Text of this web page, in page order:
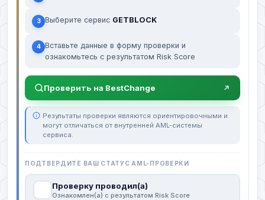
3 Выберите сервис GETBLOCK
4 Вставьте данные в форму проверки и
ознакомьтесь с результатом Risk Score
Проверить на BestChange
Результаты проверки являются ориентировочными и
могут отличаться от внутренней AML-системы
сервиса.
ПОДТВЕРДИТЕ ВАШ СТАТУС AML-ПРОВЕРКИ
Проверку проводил(а)
Ознакомлен(а) с результатом Risk Score